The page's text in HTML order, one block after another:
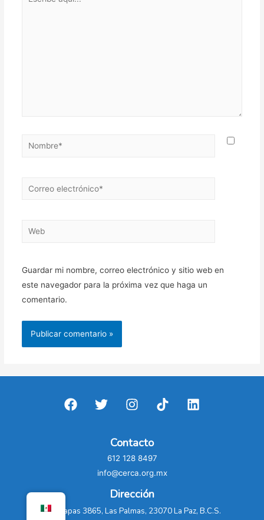
Nombre*
Correo
Web
Guardar mi nombre, correo electrónico y sitio web en
este navegador para la próxima vez que haga un
comentario.
Contacto
612 128 8497
info@cerca.org.mx
Dirección
C. Chiapas 3865, Las Palmas, 23070 La Paz, B.C.S.